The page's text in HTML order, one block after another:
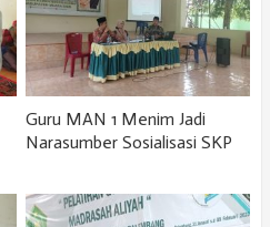
Guru MAN 1 Menim Jadi
Narasumber Sosialisasi SKP